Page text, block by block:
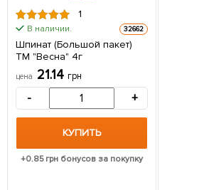
1
В наличии. 32662
Шпинат (Большой пакет)
ТМ "Весна" 4г
цена 21.14 грн
- +
КУПИТЬ
+0.85грн бонусов за покупку